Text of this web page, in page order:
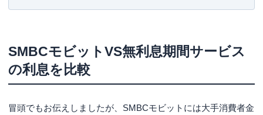
できる
SMBCグループなので安心
SMBCモビットVS無利息期間サービス
の利息を比較
冒頭でもお伝えしましたが、SMBCモビットには大手消費者金